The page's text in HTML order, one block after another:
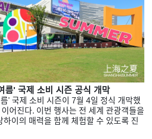
름' 국제 소비 시즌 공식 개막
' 국제 소비 시즌이 7월 4일 정식 개막했
어진다. 이번 행사는 전 세계 관광객들을
하이의 매력을 함께 체험할 수 있도록 진